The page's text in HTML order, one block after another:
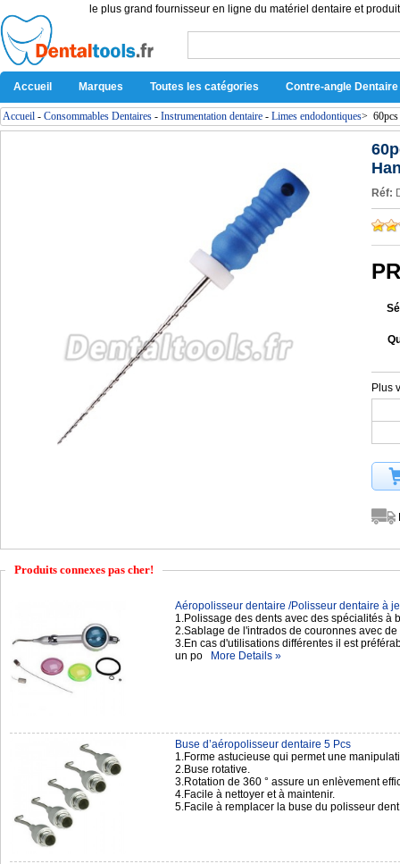
le plus grand fournisseur en ligne du matériel dentaire et
Accueil Marques Toutes les catégories Contre-angle Dentaire
Accueil - Consommables Dentaires - Instrumentation dentaire - Limes endodontiques>
Réf:
Plus
Produits connexes pas cher!
Aéropolisseur dentaire /Polisseur dentaire à
1.Polissage des dents avec des spécialités à
2.Sablage de l'intrados de couronnes avec
3.En cas d'utilisations différentes il est
un po
More Details »
Buse d’aéropolisseur dentaire 5 Pcs
1.Forme astucieuse qui permet une
2.Buse rotative.
3.Rotation de 360 ° assure un enlèvement
4.Facile à nettoyer et à maintenir.
5.Facile à remplacer la buse du polisseur